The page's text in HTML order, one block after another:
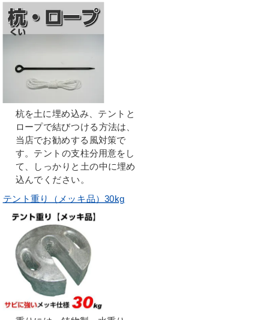
杭を土に埋め込み、テントと
ロープで結びつける方法は、
当店でお勧めする風対策で
す。テントの支柱分用意をし
て、しっかりと土の中に埋め
込んでください。
テント重り（メッキ品）30kg